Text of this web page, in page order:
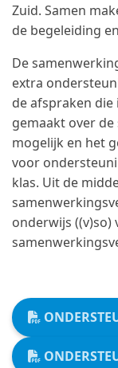
Zuid. Samen
de begeleiding
De
extra
de afspraken
gemaakt over
mogelijk en het
voor
klas. Uit de
onderwijs